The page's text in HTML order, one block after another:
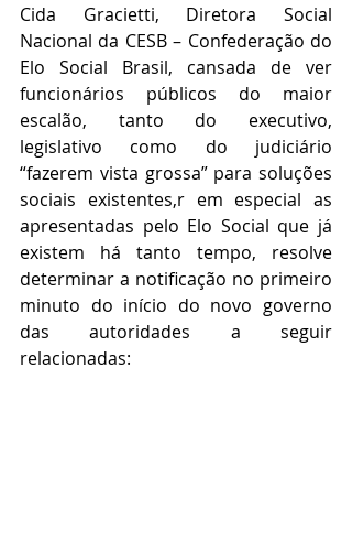
Cida Gracietti, Diretora Social
Nacional da CESB – Confederação do
Elo Social Brasil, cansada de ver
funcionários públicos do maior
escalão, tanto do executivo,
legislativo como do judiciário
“fazerem vista grossa” para soluções
sociais existentes,r em especial as
apresentadas pelo Elo Social que já
existem há tanto tempo, resolve
determinar a notificação no primeiro
minuto do início do novo governo
das autoridades a seguir
relacionadas: